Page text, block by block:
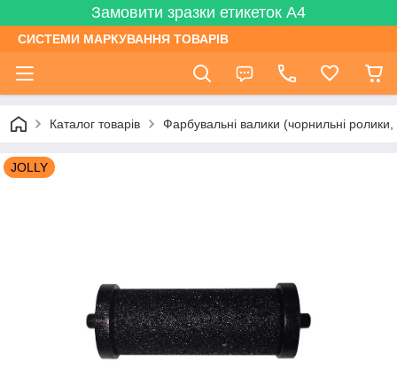
Замовити зразки етикеток А4
СИСТЕМИ МАРКУВАННЯ ТОВАРІВ
Каталог товарів Фарбувальні валики (чорнильні ролики,
JOLLY